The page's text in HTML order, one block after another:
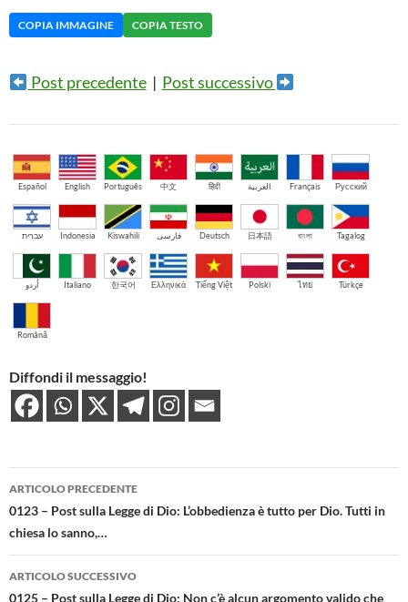
COPIA IMMAGINE COPIA TESTO
Post precedente| Post successivo
Español English Português 中文 हिंदी العربية Français Русский
עברית Indonesia Kiswahili فارسی Deutsch 日本語 বাংলা Tagalog
اُردو Italiano 한국어 Ελληνικά Tiếng Việt Polski ไทย Türkçe
Română
Diffondi il messaggio!
Navigazione
articolo
ARTICOLO PRECEDENTE
0123 – Post sulla Legge di Dio: L’obbedienza è tutto per Dio. Tutti in
chiesa lo sanno,…
ARTICOLO SUCCESSIVO
0125 – Post sulla Legge di Dio: Non c’è alcun argomento valido che